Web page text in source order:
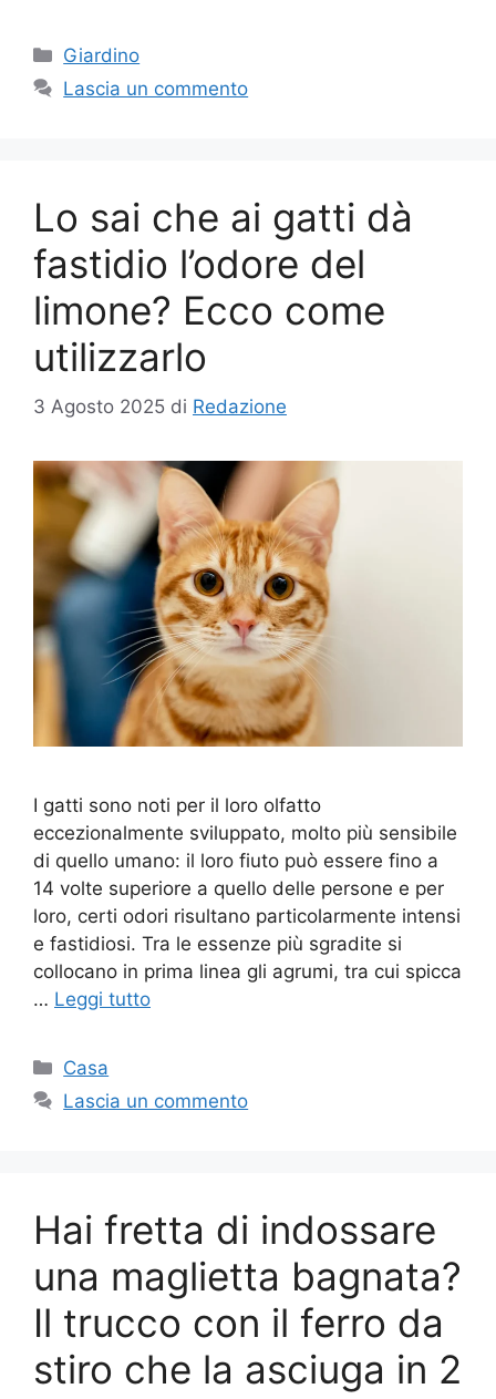
Categorie
Giardino
Lascia un commento
Lo sai che ai gatti dà
fastidio l’odore del
limone? Ecco come
utilizzarlo
3 Agosto 2025 di Redazione
I gatti sono noti per il loro olfatto
eccezionalmente sviluppato, molto più sensibile
di quello umano: il loro fiuto può essere fino a
14 volte superiore a quello delle persone e per
loro, certi odori risultano particolarmente intensi
e fastidiosi. Tra le essenze più sgradite si
collocano in prima linea gli agrumi, tra cui spicca
… Leggi tutto
Categorie
Casa
Lascia un commento
Hai fretta di indossare
una maglietta bagnata?
Il trucco con il ferro da
stiro che la asciuga in 2